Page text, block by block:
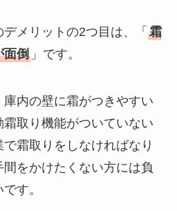
メリットの2つ目は、「 霜
面倒」です。
内の壁に霜がつきやすい
取り機能がついていない
霜取りをしなければなり
をかけたくない方には負
す。